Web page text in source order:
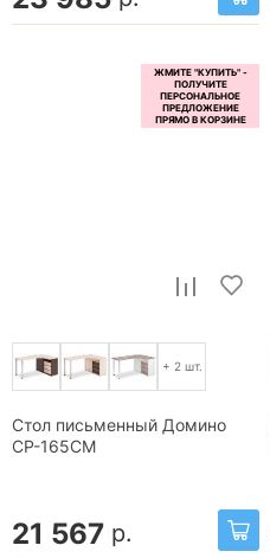
+ 2 шт.
Стол письменный Домино
СР-165СМ
21 567 р.